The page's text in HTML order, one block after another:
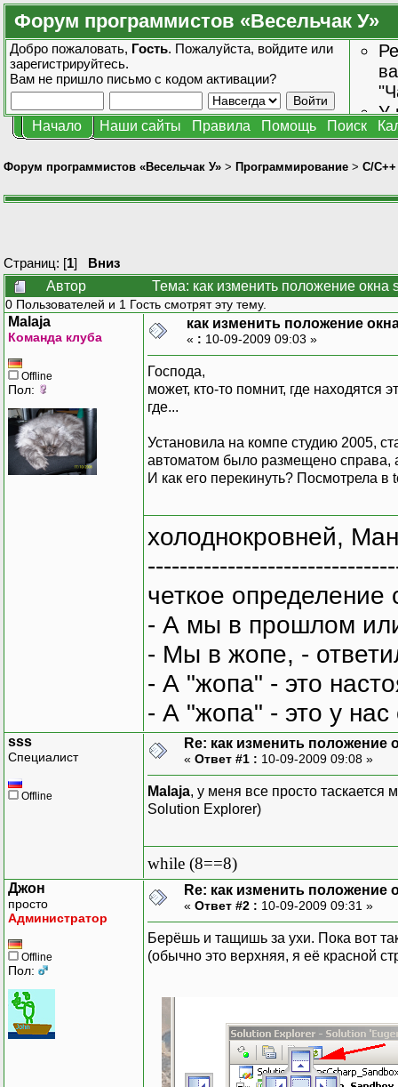
Форум программистов «Весельчак У»
Добро пожаловать, Гость. Пожалуйста, войдите или
зарегистрируйтесь.
Вам не пришло письмо с кодом активации?
У
Начало Наши сайты Правила Помощь Поиск
Форум программистов «Весельчак У» > Программирование > C/C++
Страниц: [1] Вниз
Автор
Тема: как изменить положение
0 Пользователей и 1 Гость смотрят эту тему.
Malaja
Команда клуба
Offline
Пол:
как изменить положение
« : 10-09-2009 09:03 »
Господа,
может, кто-то помнит, где находятся
где...
Установила на компе студию 2005,
автоматом было размещено справа,
И как его перекинуть? Посмотрела
холоднокровней,
четкое
- А мы в прошлом
- Мы в жопе, -
- А "жопа" - это
- А "жопа" - это у
sss
Специалист
Offline
Re: как изменить положение
« Ответ #1 : 10-09-2009 09:08 »
Malaja, у меня все просто
Solution Explorer)
while (8==8)
Джон
просто
Администратор
Offline
Пол:
Re: как изменить положение
« Ответ #2 : 10-09-2009 09:31 »
Берёшь и тащишь за ухи. Пока вот
(обычно это верхняя, я её красной